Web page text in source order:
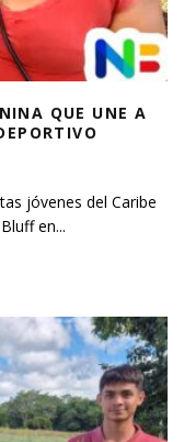
QUE UNE A
jóvenes del Caribe
en...